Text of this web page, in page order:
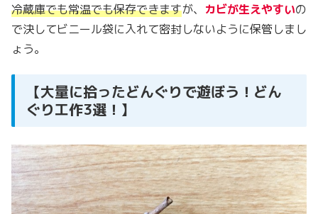
冷蔵庫でも常温でも保存できますが、 カビが生えやすいの
で決してビニール袋に入れて密封しないように保管しまし
ょう。
【大量に拾ったどんぐりで遊ぼう！どん
ぐり工作3選！】